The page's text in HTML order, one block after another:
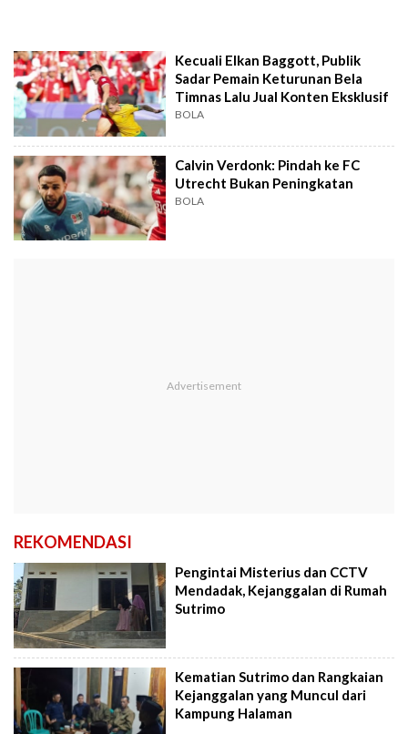
Kecuali Elkan Baggott, Publik
Sadar Pemain Keturunan Bela
Timnas Lalu Jual Konten Eksklusif
BOLA
Calvin Verdonk: Pindah ke FC
Utrecht Bukan Peningkatan
BOLA
REKOMENDASI
Pengintai Misterius dan CCTV
Mendadak, Kejanggalan di Rumah
Sutrimo
Kematian Sutrimo dan Rangkaian
Kejanggalan yang Muncul dari
Kampung Halaman